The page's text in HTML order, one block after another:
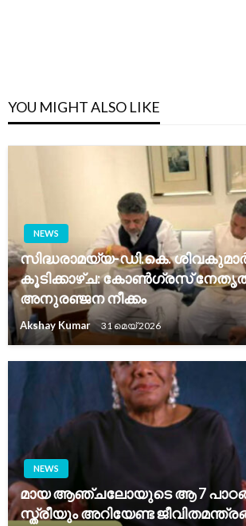
YOU MIGHT ALSO LIKE
NEWS
സിദ്ധരാമയ്യ-ഡി.കെ.
കൂടിക്കാഴ്ച: കോൺഗ്രസ്
അനുരഞ്ജന നീക്കം
Akshay Kumar 31 മെയ്‌ 2026
NEWS
മായ ആഞ്ചലോയുടെ ആ 7
സ്ത്രീയും അറിയേണ്ട